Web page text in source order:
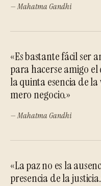
— Mahatma Gandhi
«Es bastante fácil ser
para hacerse amigo
la quinta esencia de
mero negocio.»
— Mahatma Gandhi
«La paz no es la
presencia de la